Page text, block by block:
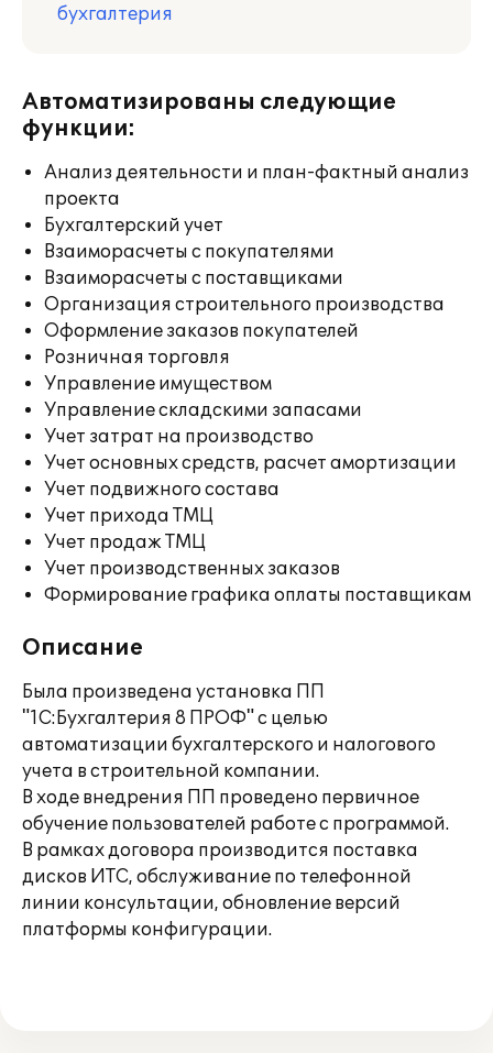
бухгалтерия
Автоматизированы следующие
функции:
Анализ деятельности и план-фактный анализ
проекта
Бухгалтерский учет
Взаиморасчеты с покупателями
Взаиморасчеты с поставщиками
Организация строительного производства
Оформление заказов покупателей
Розничная торговля
Управление имуществом
Управление складскими запасами
Учет затрат на производство
Учет основных средств, расчет амортизации
Учет подвижного состава
Учет прихода ТМЦ
Учет продаж ТМЦ
Учет производственных заказов
Формирование графика оплаты поставщикам
Описание
Была произведена установка ПП
"1C:Бухгалтерия 8 ПРОФ" с целью
автоматизации бухгалтерского и налогового
учета в строительной компании.
В ходе внедрения ПП проведено первичное
обучение пользователей работе с программой.
В рамках договора производится поставка
дисков ИТС, обслуживание по телефонной
линии консультации, обновление версий
платформы конфигурации.